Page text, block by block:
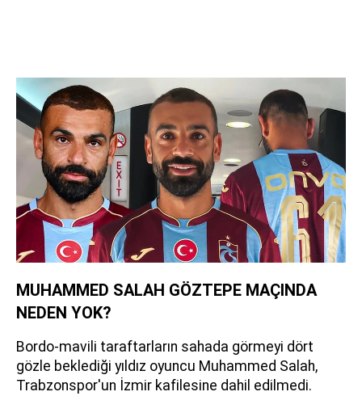
MUHAMMED SALAH GÖZTEPE MAÇINDA
NEDEN YOK?
Bordo-mavili taraftarların sahada görmeyi dört
gözle beklediği yıldız oyuncu Muhammed Salah,
Trabzonspor'un İzmir kafilesine dahil edilmedi.